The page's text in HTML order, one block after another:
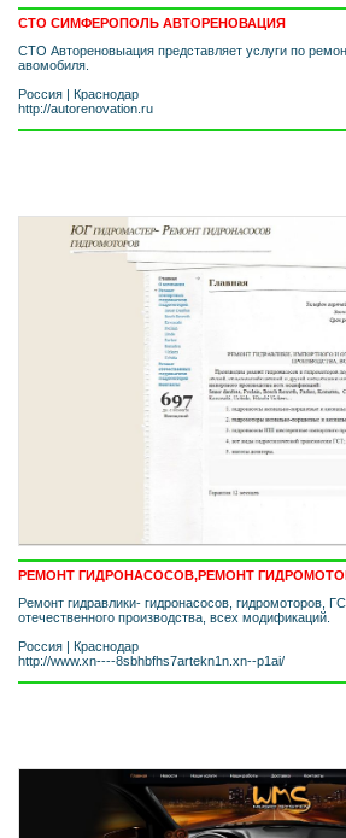
СТО СИМФЕРОПОЛЬ АВТОРЕНОВАЦИЯ
СТО Автореновыация представляет услуги по
авомобиля.
Россия | Краснодар
http://autorenovation.ru
РЕМОНТ ГИДРОНАСОСОВ,РЕМОНТ
Ремонт гидравлики- гидронасосов, гидромоторов,
отечественного производства, всех модификаций.
Россия | Краснодар
http://www.xn----8sbhbfhs7artekn1n.xn--p1ai/